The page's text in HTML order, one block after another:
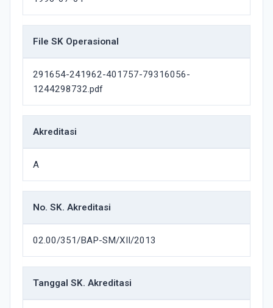
File SK Operasional
291654-241962-401757-79316056-
1244298732.pdf
Akreditasi
A
No. SK. Akreditasi
02.00/351/BAP-SM/XII/2013
Tanggal SK. Akreditasi